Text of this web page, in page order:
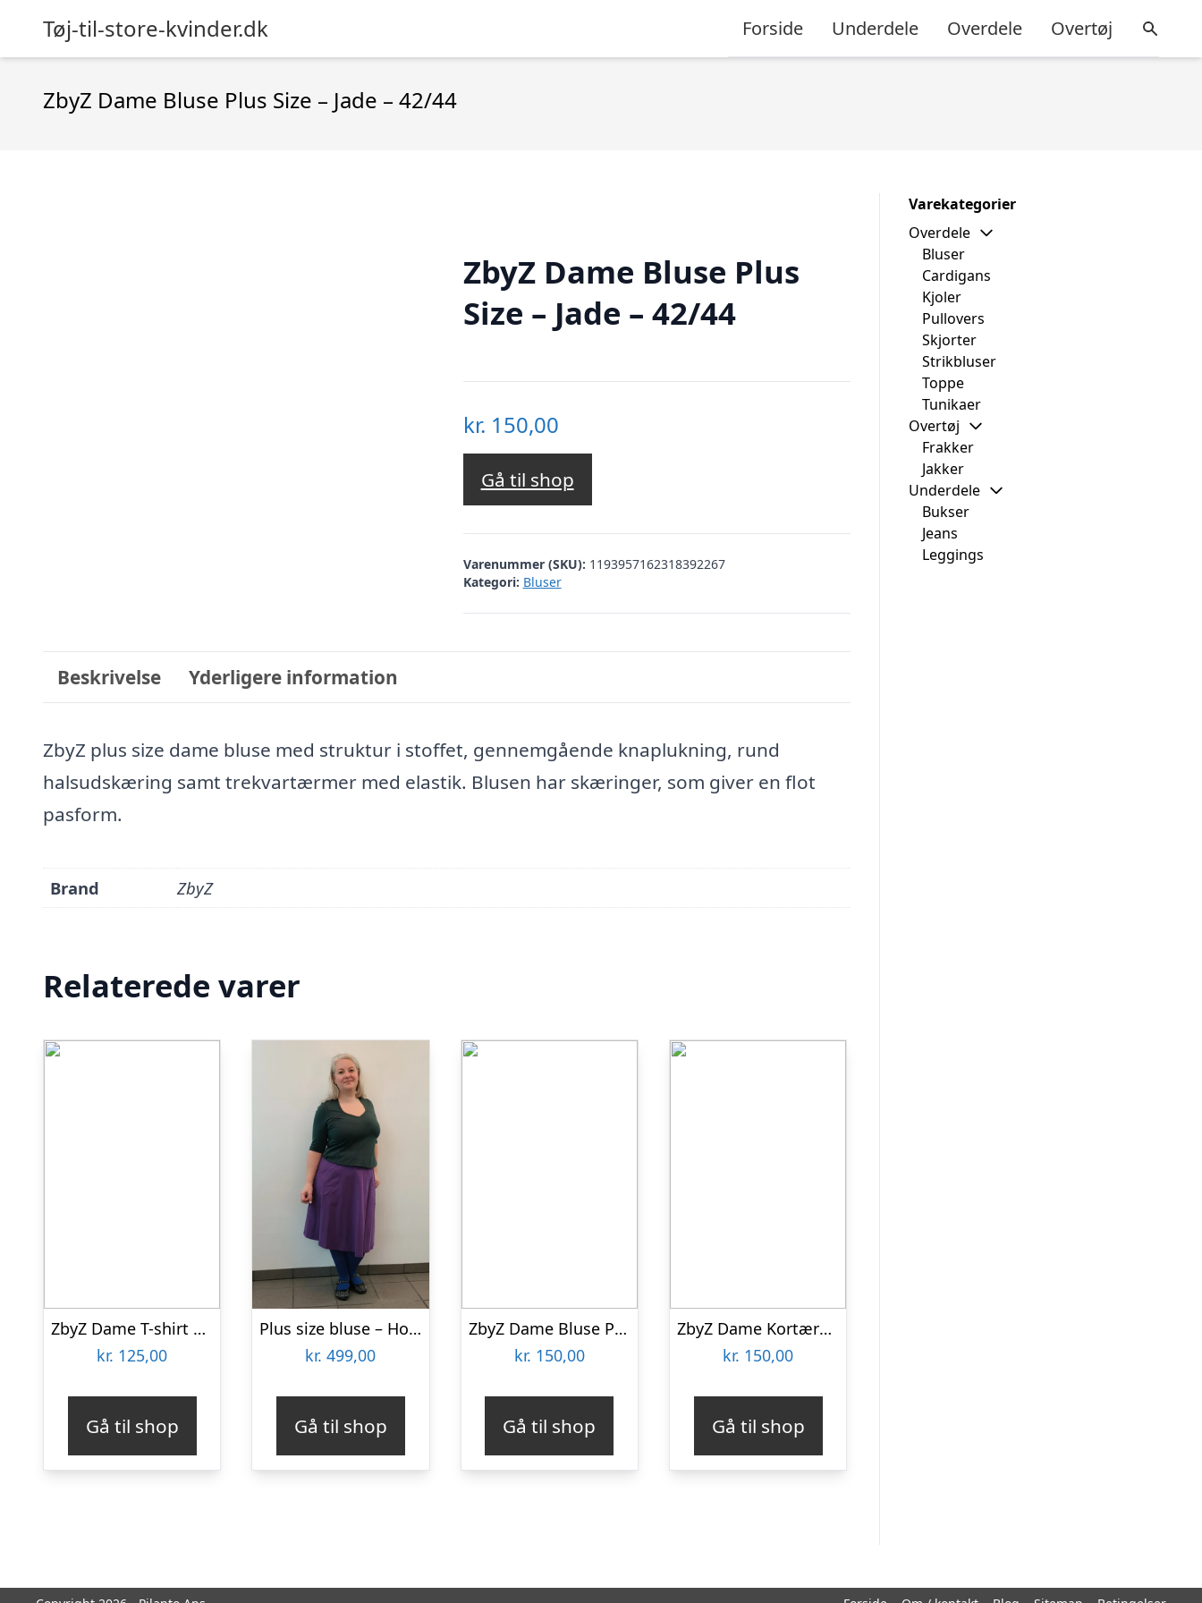
Tøj-til-store-kvinder.dk Forside Underdele Overdele Overtøj
ZbyZ Dame Bluse Plus Size – Jade – 42/44
ZbyZ Dame Bluse Plus
Size – Jade – 42/44
kr. 150,00
Gå til shop
Varenummer (SKU): 1193957162318392267
Kategori: Bluser
Beskrivelse Yderligere information
ZbyZ plus size dame bluse med struktur i stoffet, gennemgående knaplukning, rund
halsudskæring samt trekvartærmer med elastik. Blusen har skæringer, som giver en flot
pasform.
Brand ZbyZ
Relaterede varer
ZbyZ Dame T-shirt Plus Size – Print 2 – 42/44
kr. 125,00
Gå til shop
Plus size bluse – Hoshi Forest Green
kr. 499,00
Gå til shop
ZbyZ Dame Bluse Plus Size – B-135 – 54/56
kr. 150,00
Gå til shop
ZbyZ Dame Kortærmet skjorte i hørmix Plus Size – Rose – 54/56
kr. 150,00
Gå til shop
Varekategorier
Overdele
Bluser
Cardigans
Kjoler
Pullovers
Skjorter
Strikbluser
Toppe
Tunikaer
Overtøj
Frakker
Jakker
Underdele
Bukser
Jeans
Leggings